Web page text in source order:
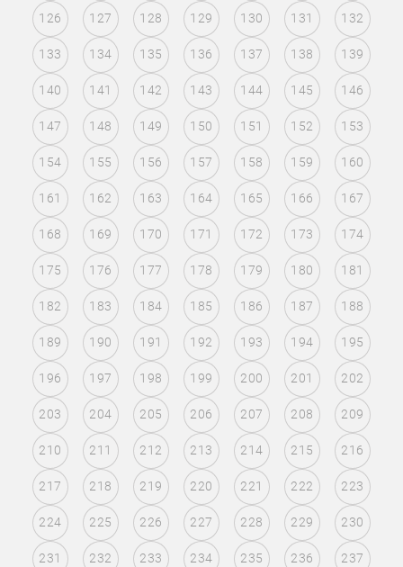
126 127 128 129 130 131 132
133 134 135 136 137 138 139
140 141 142 143 144 145 146
147 148 149 150 151 152 153
154 155 156 157 158 159 160
161 162 163 164 165 166 167
168 169 170 171 172 173 174
175 176 177 178 179 180 181
182 183 184 185 186 187 188
189 190 191 192 193 194 195
196 197 198 199 200 201 202
203 204 205 206 207 208 209
210 211 212 213 214 215 216
217 218 219 220 221 222 223
224 225 226 227 228 229 230
231 232 233 234 235 236 237